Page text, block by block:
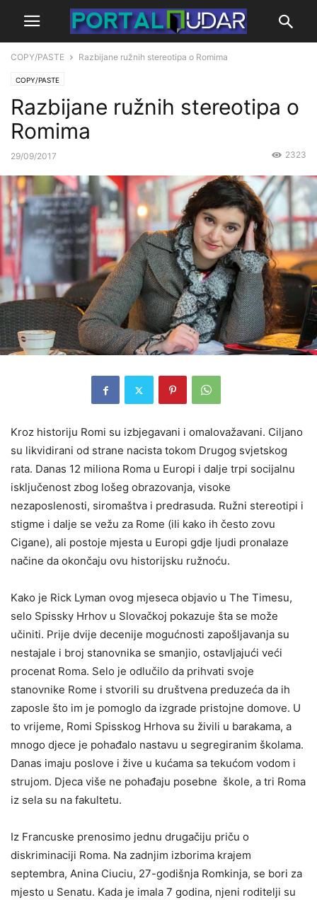
COPY/PASTE Razbijane ružnih stereotipa o Romima
COPY/PASTE
Razbijane ružnih stereotipa o
Romima
29/09/2017 2323
Kroz historiju Romi su izbjegavani i omalovažavani. Ciljano
su likvidirani od strane nacista tokom Drugog svjetskog
rata. Danas 12 miliona Roma u Europi i dalje trpi socijalnu
isključenost zbog lošeg obrazovanja, visoke
nezaposlenosti, siromaštva i predrasuda. Ružni stereotipi i
stigme i dalje se vežu za Rome (ili kako ih često zovu
Cigane), ali postoje mjesta u Europi gdje ljudi pronalaze
načine da okončaju ovu historijsku ružnoću.
Kako je Rick Lyman ovog mjeseca objavio u The Timesu,
selo Spissky Hrhov u Slovačkoj pokazuje šta se može
učiniti. Prije dvije decenije mogućnosti zapošljavanja su
nestajale i broj stanovnika se smanjio, ostavljajući veći
procenat Roma. Selo je odlučilo da prihvati svoje
stanovnike Rome i stvorili su društvena preduzeća da ih
zaposle što im je pomoglo da izgrade pristojne domove. U
to vrijeme, Romi Spisskog Hrhova su živili u barakama, a
mnogo djece je pohađalo nastavu u segregiranim školama.
Danas imaju poslove i žive u kućama sa tekućom vodom i
strujom. Djeca više ne pohađaju posebne škole, a tri Roma
iz sela su na fakultetu.
Iz Francuske prenosimo jednu drugačiju priču o
diskriminaciji Roma. Na zadnjim izborima krajem
septembra, Anina Ciuciu, 27-godišnja Romkinja, se bori za
mjesto u Senatu. Kada je imala 7 godina, njeni roditelji su